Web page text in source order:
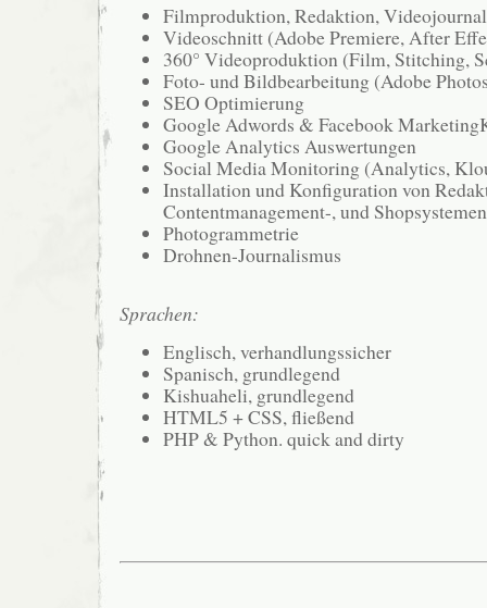
Filmproduktion, Redaktion,
Videoschnitt (Adobe Premiere, After
360° Videoproduktion (Film, Stitching,
Foto- und Bildbearbeitung (Adobe
SEO Optimierung
Google Adwords & Facebook
Google Analytics Auswertungen
Social Media Monitoring (Analytics,
Installation und Konfiguration von
Contentmanagement-, und Shopsystemen
Photogrammetrie
Drohnen-Journalismus
Sprachen:
Englisch, verhandlungssicher
Spanisch, grundlegend
Kishuaheli, grundlegend
HTML5 + CSS, fließend
PHP & Python. quick and dirty